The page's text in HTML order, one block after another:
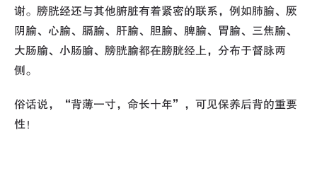
谢。膀胱经还与其他腑脏有着紧密的联系，例如肺腧、厥
阴腧、心腧、膈腧、肝腧、胆腧、脾腧、胃腧、三焦腧、
大肠腧、小肠腧、膀胱腧都在膀胱经上，分布于督脉两
侧。
俗话说，“背薄一寸，命长十年”，可见保养后背的重要
性！